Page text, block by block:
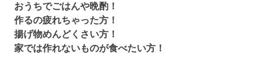
おうちでごはんや晩酌！
作るの疲れちゃった方！
揚げ物めんどくさい方！
家では作れないものが食べたい方！